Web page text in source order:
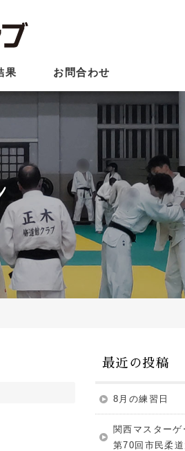
果 お問合わせ
最近の投稿
8月の練習日
関西マスター
第70回市民柔